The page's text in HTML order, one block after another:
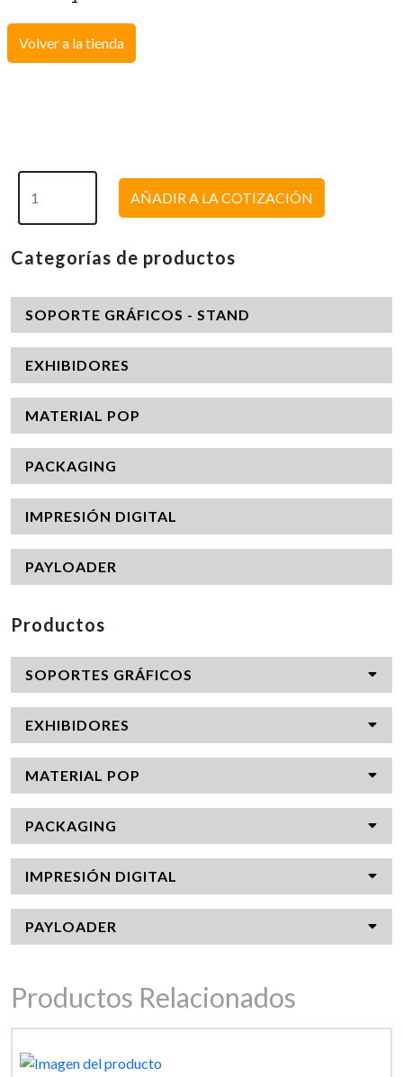
Volver a la tienda
AÑADIR A LA COTIZACIÓN
Categorías de productos
SOPORTE GRÁFICOS - STAND
EXHIBIDORES
MATERIAL POP
PACKAGING
IMPRESIÓN DIGITAL
PAYLOADER
Productos
SOPORTES GRÁFICOS
EXHIBIDORES
MATERIAL POP
PACKAGING
IMPRESIÓN DIGITAL
PAYLOADER
Productos Relacionados